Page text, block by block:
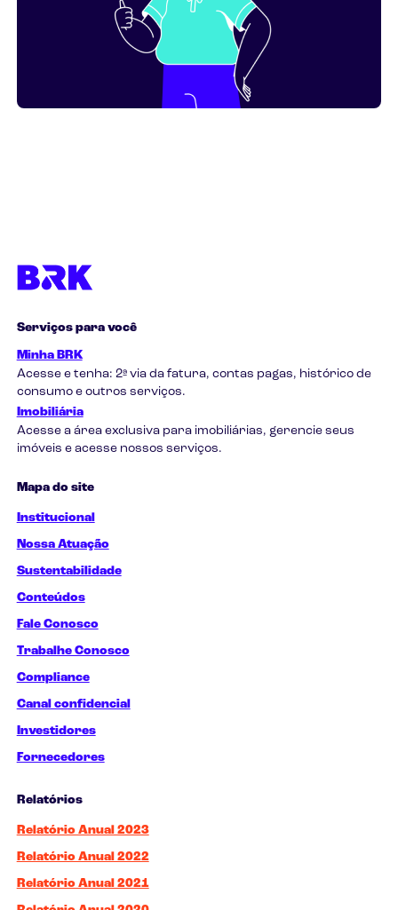
Serviços para você
Minha BRK
Acesse e tenha: 2ª via da fatura, contas pagas, histórico de
consumo e outros serviços.
Imobiliária
Acesse a área exclusiva para imobiliárias, gerencie seus
imóveis e acesse nossos serviços.
Mapa do site
Institucional
Nossa Atuação
Sustentabilidade
Conteúdos
Fale Conosco
Trabalhe Conosco
Compliance
Canal confidencial
Investidores
Fornecedores
Relatórios
Relatório Anual 2023
Relatório Anual 2022
Relatório Anual 2021